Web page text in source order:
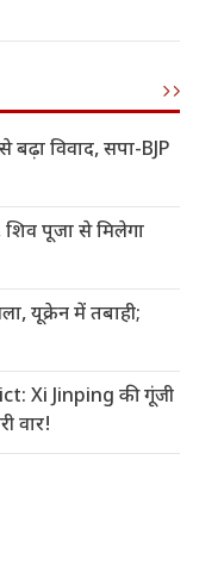
बढ़ा विवाद, सपा-BJP
शिव पूजा से मिलेगा
यूक्रेन में तबाही;
Xi Jinping की गूंजी
वार!